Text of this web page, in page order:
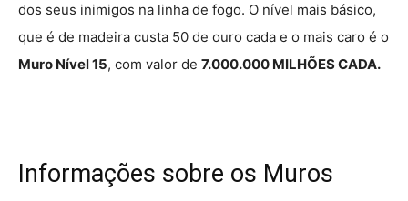
dos seus inimigos na linha de fogo. O nível mais básico,
que é de madeira custa 50 de ouro cada e o mais caro é o
Muro Nível 15, com valor de 7.000.000 MILHÕES CADA.
Informações sobre os Muros